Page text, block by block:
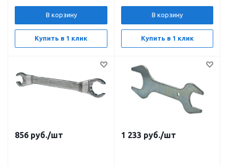
В корзину
Купить в 1 клик
В корзину
Купить в 1 клик
856 руб./шт 1 233 руб./шт